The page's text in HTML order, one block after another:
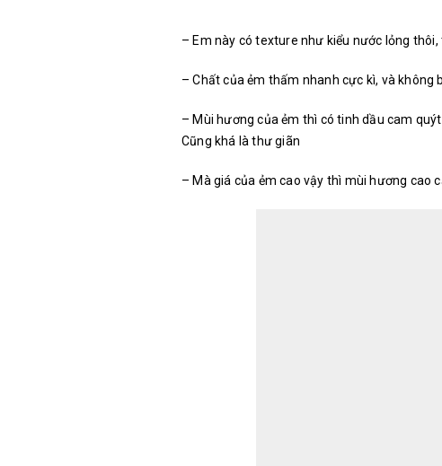
– Em này có texture như kiểu nước lỏng
– Chất của ẻm thấm nhanh cực kì, và không
– Mùi hương của ẻm thì có tinh dầu cam
Cũng khá là thư giãn
– Mà giá của ẻm cao vậy thì mùi hương cao